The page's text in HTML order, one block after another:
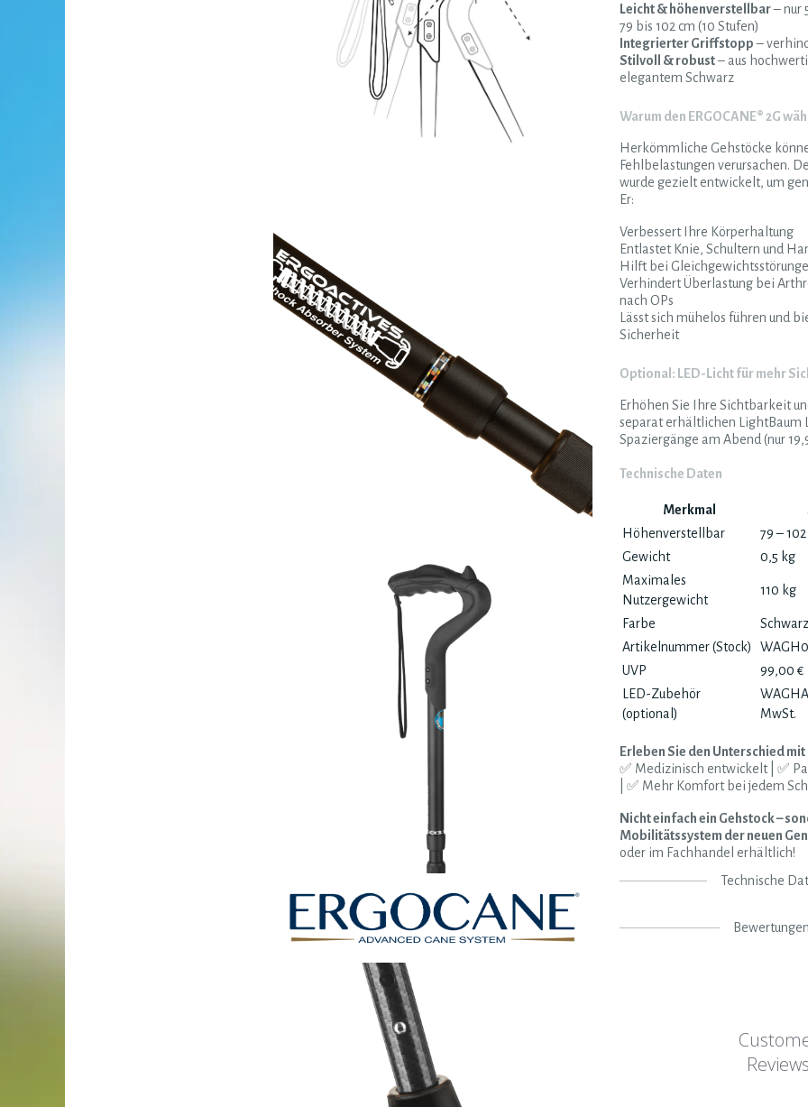
Leicht & höhenverstellbar– nur
79 bis 102 cm (10 Stufen)
Integrierter Griffstopp–
Stilvoll & robust– aus
elegantem Schwarz
Warum den ERGOCANE® 2G
Herkömmliche Gehstöcke
Fehlbelastungen verursachen.
wurde gezielt entwickelt, um
Er:
Verbessert Ihre Körperhaltung
Entlastet Knie, Schultern und
Hilft bei
Verhindert Überlastung bei
nach OPs
Lässt sich mühelos führen und
Sicherheit
Optional: LED-Licht für mehr
Erhöhen Sie Ihre Sichtbarkeit
separat erhältlichen LightBaum
Spaziergänge am Abend (nur
Technische Daten
Merkmal
Höhenverstellbar
79 –
Gewicht
0,5 kg
Maximales
Nutzergewicht
110 kg
Farbe
Schwarz
Artikelnummer (Stock)
UVP
99,00 €
LED-Zubehör
(optional)
MwSt.
Erleben Sie den Unterschied mit
✅ Medizinisch entwickelt | ✅
| ✅ Mehr Komfort bei jedem
Nicht einfach ein Gehstock –
Mobilitätssystem der neuen
oder im Fachhandel erhältlich!
Technische